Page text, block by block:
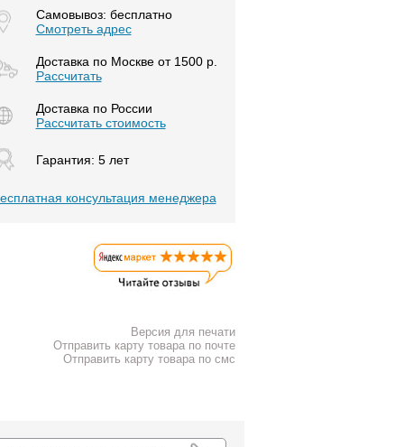
Самовывоз: бесплатно
Смотреть адрес
Доставка по Москве от 1500 р.
Расcчитать
Доставка по России
Рассчитать стоимость
Гарантия: 5 лет
консультация менеджера
Версия для печати
Отправить карту товара по почте
Отправить карту товара по смс